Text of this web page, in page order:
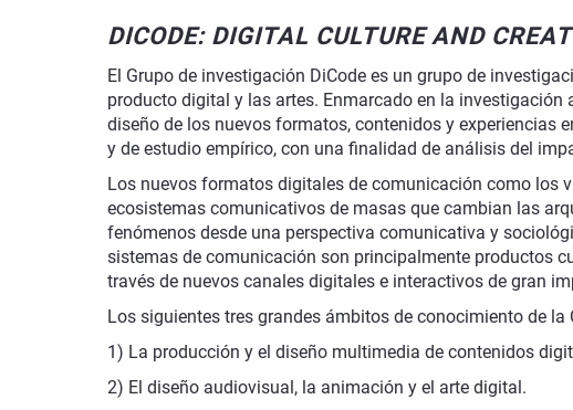
DICODE: DIGITAL CULTURE AND
El Grupo de investigación DiCode es un grupo de
producto digital y las artes. Enmarcado en la investigación
diseño de los nuevos formatos, contenidos y experiencias
y de estudio empírico, con una finalidad de análisis del
Los nuevos formatos digitales de comunicación como los
ecosistemas comunicativos de masas que cambian las
fenómenos desde una perspectiva comunicativa y
sistemas de comunicación son principalmente productos
través de nuevos canales digitales e interactivos de gran
Los siguientes tres grandes ámbitos de conocimiento de
1) La producción y el diseño multimedia de contenidos
2) El diseño audiovisual, la animación y el arte digital.